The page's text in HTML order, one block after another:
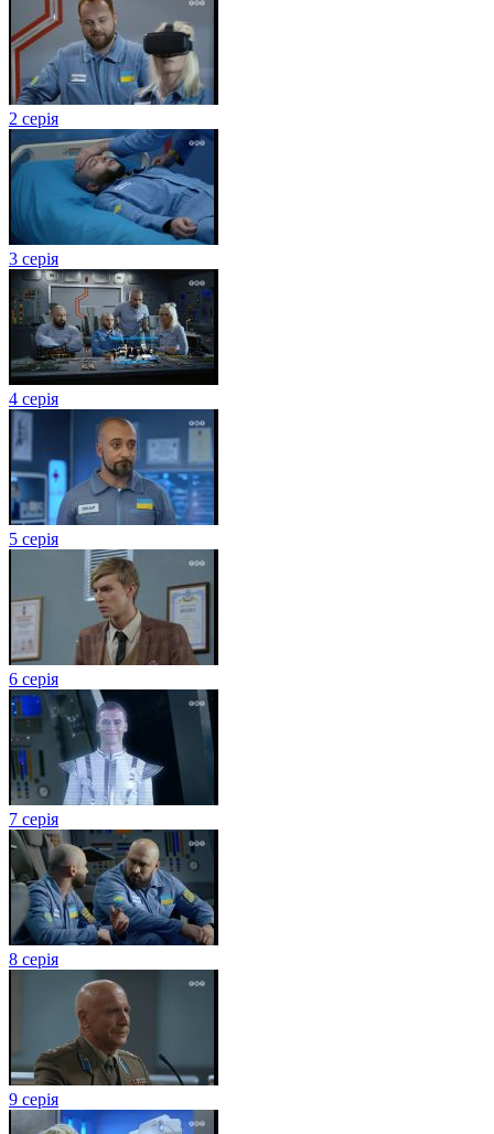
2 серія
3 серія
4 серія
5 серія
6 серія
7 серія
8 серія
9 серія